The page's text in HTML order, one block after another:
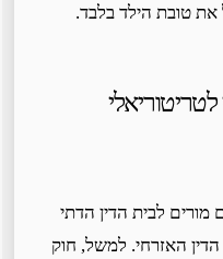
את טובת הילד בלבד.
מורים לבית הדין הדתי
הדין האזרחי. למשל, חוק